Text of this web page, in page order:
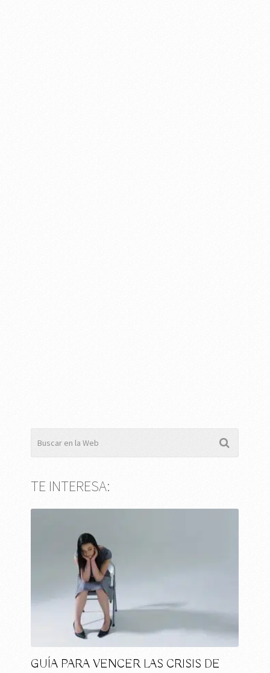
TE INTERESA:
GUÍA PARA VENCER LAS CRISIS DE